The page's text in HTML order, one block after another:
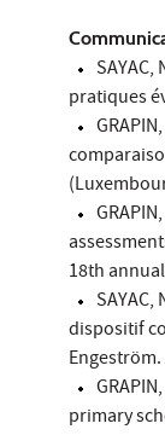
pratiques
18th
dispositif
Engeström.
primary